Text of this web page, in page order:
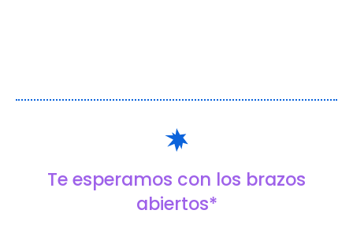
Te esperamos con los brazos
abiertos*